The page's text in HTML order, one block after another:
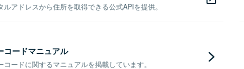
アドレスから住所を取得できる公式APIを提供。
コードマニュアル
ードに関するマニュアルを掲載しています。